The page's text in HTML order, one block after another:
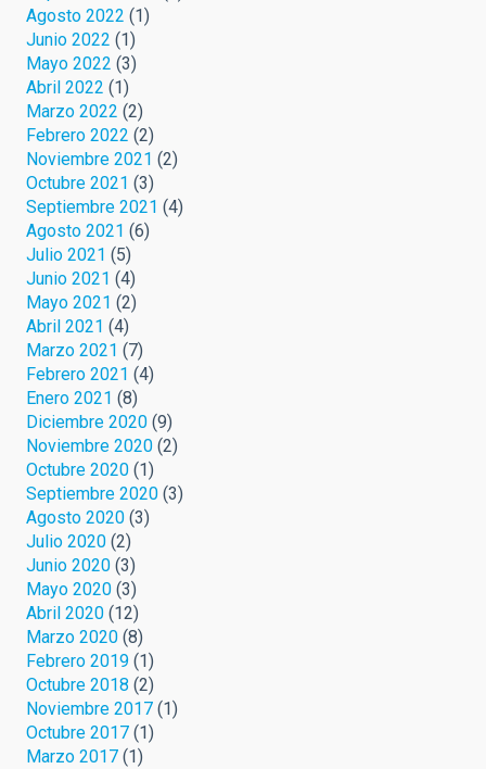
Agosto 2022 (1)
Junio 2022 (1)
Mayo 2022 (3)
Abril 2022 (1)
Marzo 2022 (2)
Febrero 2022 (2)
Noviembre 2021 (2)
Octubre 2021 (3)
Septiembre 2021 (4)
Agosto 2021 (6)
Julio 2021 (5)
Junio 2021 (4)
Mayo 2021 (2)
Abril 2021 (4)
Marzo 2021 (7)
Febrero 2021 (4)
Enero 2021 (8)
Diciembre 2020 (9)
Noviembre 2020 (2)
Octubre 2020 (1)
Septiembre 2020 (3)
Agosto 2020 (3)
Julio 2020 (2)
Junio 2020 (3)
Mayo 2020 (3)
Abril 2020 (12)
Marzo 2020 (8)
Febrero 2019 (1)
Octubre 2018 (2)
Noviembre 2017 (1)
Octubre 2017 (1)
Marzo 2017 (1)